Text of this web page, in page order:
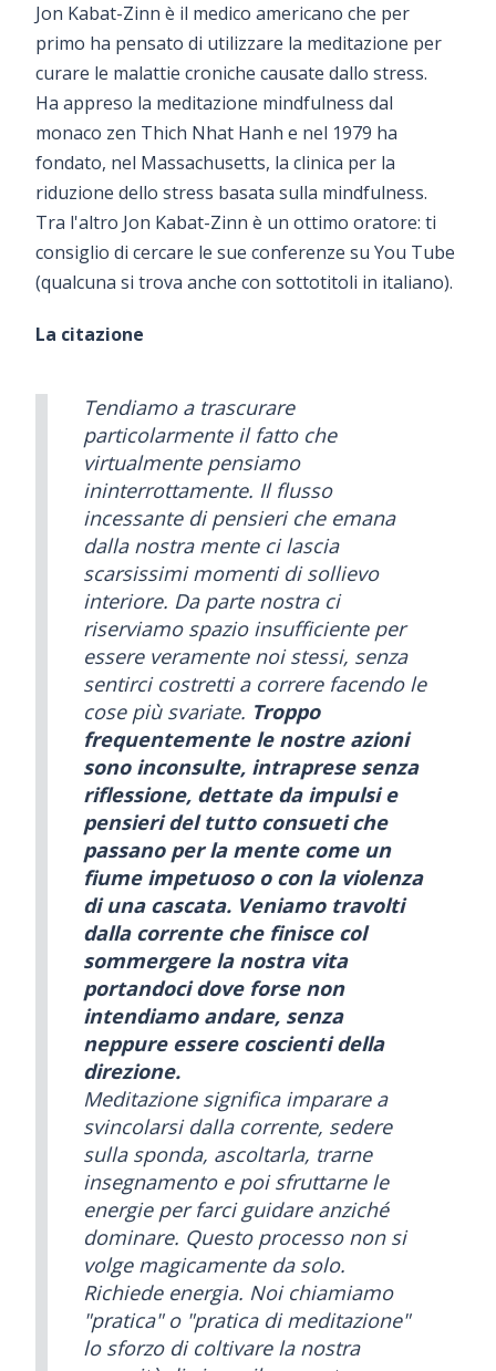
Jon Kabat-Zinn è il medico americano che per
primo ha pensato di utilizzare la meditazione per
curare le malattie croniche causate dallo stress.
Ha appreso la meditazione mindfulness dal
monaco zen Thich Nhat Hanh e nel 1979 ha
fondato, nel Massachusetts, la clinica per la
riduzione dello stress basata sulla mindfulness.
Tra l'altro Jon Kabat-Zinn è un ottimo oratore: ti
consiglio di cercare le sue conferenze su You Tube
(qualcuna si trova anche con sottotitoli in italiano).
La citazione
Tendiamo a trascurare
particolarmente il fatto che
virtualmente pensiamo
ininterrottamente. Il flusso
incessante di pensieri che emana
dalla nostra mente ci lascia
scarsissimi momenti di sollievo
interiore. Da parte nostra ci
riserviamo spazio insufficiente per
essere veramente noi stessi, senza
sentirci costretti a correre facendo le
cose più svariate. Troppo
frequentemente le nostre azioni
sono inconsulte, intraprese senza
riflessione, dettate da impulsi e
pensieri del tutto consueti che
passano per la mente come un
fiume impetuoso o con la violenza
di una cascata. Veniamo travolti
dalla corrente che finisce col
sommergere la nostra vita
portandoci dove forse non
intendiamo andare, senza
neppure essere coscienti della
direzione.
Meditazione significa imparare a
svincolarsi dalla corrente, sedere
sulla sponda, ascoltarla, trarne
insegnamento e poi sfruttarne le
energie per farci guidare anziché
dominare. Questo processo non si
volge magicamente da solo.
Richiede energia. Noi chiamiamo
"pratica" o "pratica di meditazione"
lo sforzo di coltivare la nostra